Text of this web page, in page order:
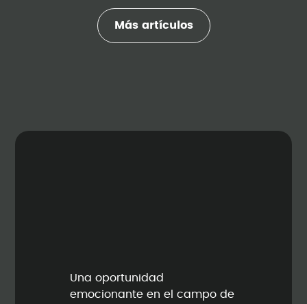
Más artículos
Una oportunidad
emocionante en el campo de